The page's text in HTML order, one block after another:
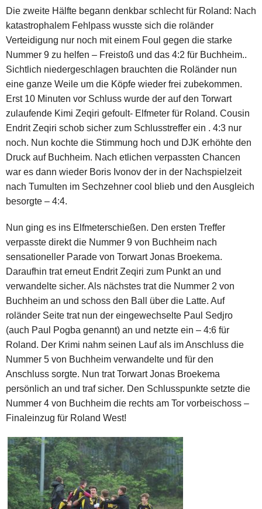
Die zweite Hälfte begann denkbar schlecht für Roland: Nach
katastrophalem Fehlpass wusste sich die roländer
Verteidigung nur noch mit einem Foul gegen die starke
Nummer 9 zu helfen – Freistoß und das 4:2 für Buchheim..
Sichtlich niedergeschlagen brauchten die Roländer nun
eine ganze Weile um die Köpfe wieder frei zubekommen.
Erst 10 Minuten vor Schluss wurde der auf den Torwart
zulaufende Kimi Zeqiri gefoult- Elfmeter für Roland. Cousin
Endrit Zeqiri schob sicher zum Schlusstreffer ein . 4:3 nur
noch. Nun kochte die Stimmung hoch und DJK erhöhte den
Druck auf Buchheim. Nach etlichen verpassten Chancen
war es dann wieder Boris Ivonov der in der Nachspielzeit
nach Tumulten im Sechzehner cool blieb und den Ausgleich
besorgte – 4:4.
Nun ging es ins Elfmeterschießen. Den ersten Treffer
verpasste direkt die Nummer 9 von Buchheim nach
sensationeller Parade von Torwart Jonas Broekema.
Daraufhin trat erneut Endrit Zeqiri zum Punkt an und
verwandelte sicher. Als nächstes trat die Nummer 2 von
Buchheim an und schoss den Ball über die Latte. Auf
roländer Seite trat nun der eingewechselte Paul Sedjro
(auch Paul Pogba genannt) an und netzte ein – 4:6 für
Roland. Der Krimi nahm seinen Lauf als im Anschluss die
Nummer 5 von Buchheim verwandelte und für den
Anschluss sorgte. Nun trat Torwart Jonas Broekema
persönlich an und traf sicher. Den Schlusspunkte setzte die
Nummer 4 von Buchheim die rechts am Tor vorbeischoss –
Finaleinzug für Roland West!